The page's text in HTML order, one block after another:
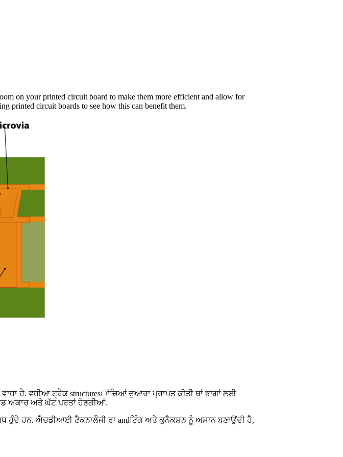
on your printed circuit board to make them more efficient and allow for
printed circuit boards to see how this can benefit them.
ਹੈ. ਵਧੀਆ ਟ੍ਰੈਕ structuresਾਂਚਿਆਂ ਦੁਆਰਾ ਪ੍ਰਾਪਤ ਕੀਤੀ ਥਾਂ ਭਾਗਾਂ ਲਈ
ਅਕਾਰ ਅਤੇ ਘੱਟ ਪਰਤਾਂ ਹੋਣਗੀਆਂ.
ਹੁੰਦੇ ਹਨ. ਐਚਡੀਆਈ ਟੈਕਨਾਲੌਜੀ ਰਾ andਟਿੰਗ ਅਤੇ ਕੁਨੈਕਸ਼ਨ ਨੂੰ ਅਸਾਨ ਬਣਾਉਂਦੀ ਹੈ,